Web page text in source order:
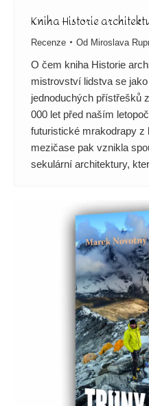
Kniha Historie
Recenze Od Miroslava
O čem kniha Historie
mistrovství lidstva se
jednoduchých přístřešků
000 let před naším
futuristické mrakodrapy
mezičase pak vznikla
sekulární architektury,